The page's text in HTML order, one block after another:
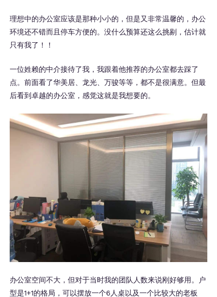
理想中的办公室应该是那种小小的，但是又非常温馨的，办公
环境还不错而且停车方便的。没什么预算还这么挑剔，估计就
只有我了！！
一位姓赖的中介接待了我，我跟着他推荐的办公室都去踩了
点。前面看了华美居、龙光、万骏等等，都不是很满意。但最
后看到卓越的办公室，感觉这就是我想要的。
办公室空间不大，但对于当时我的团队人数来说刚好够用。户
型是1+1的格局，可以摆放一个6人桌以及一个比较大的老板